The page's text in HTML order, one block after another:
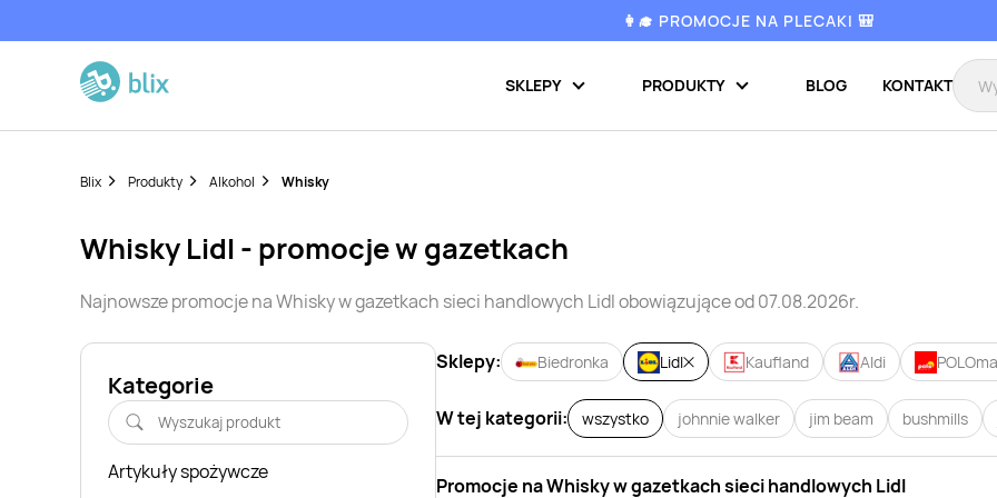
👩‍🎓 PROMOCJE NA PLECAKI 🎒
SKLEPY PRODUKTY BLOG KONTAKT
Blix Produkty Alkohol Whisky
Whisky Lidl - promocje w gazetkach
Najnowsze promocje naWhiskyw gazetkach sieci handlowych Lidlobowiązujące od 07.08.2026r.
Kategorie
Artykuły spożywcze
Sklepy: Biedronka Lidl Kaufland Aldi
W tej kategorii: wszystko johnnie walker jim beam bushmills
Promocje naWhiskyw gazetkach sieci handlowych Lidl